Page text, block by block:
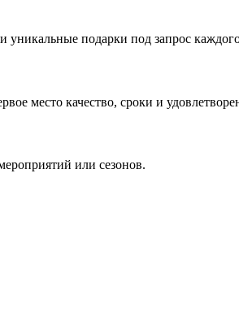
подарки под запрос
место качество, сроки и
или сезонов.